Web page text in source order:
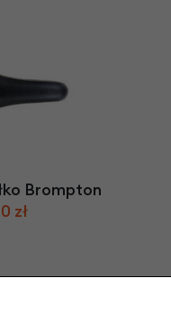
Brompton
zł